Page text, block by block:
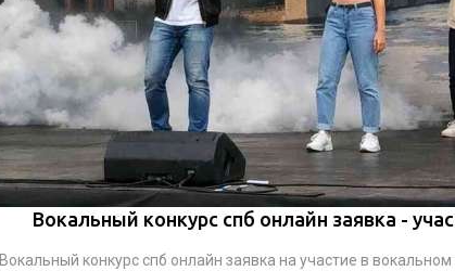
Вокальный конкурс спб онлайн заявка -
Вокальный конкурс спб онлайн заявка на участие в вокальном